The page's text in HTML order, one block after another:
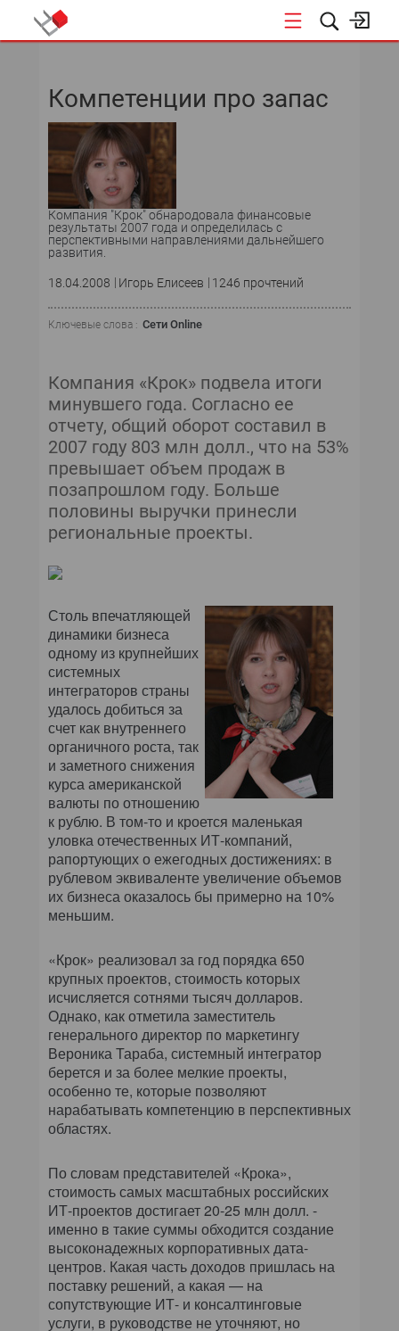
Компетенции про запас
Компания "Крок" обнародовала финансовые
результаты 2007 года и определилась с
перспективными направлениями дальнейшего
развития.
18.04.2008 Игорь Елисеев 1246 прочтений
Ключевые слова : Сети Online
Компания «Крок» подвела итоги
минувшего года. Согласно ее
отчету, общий оборот составил в
2007 году 803 млн долл., что на 53%
превышает объем продаж в
позапрошлом году. Больше
половины выручки принесли
региональные проекты.
Столь впечатляющей
динамики бизнеса
одному из крупнейших
системных
интеграторов страны
удалось добиться за
счет как внутреннего
органичного роста, так
и заметного снижения
курса американской
валюты по отношению
к рублю. В том-то и кроется маленькая
уловка отечественных ИТ-компаний,
рапортующих о ежегодных достижениях: в
рублевом эквиваленте увеличение объемов
их бизнеса оказалось бы примерно на 10%
меньшим.
«Крок» реализовал за год порядка 650
крупных проектов, стоимость которых
исчисляется сотнями тысяч долларов.
Однако, как отметила заместитель
генерального директор по маркетингу
Вероника Тараба, системный интегратор
берется и за более мелкие проекты,
особенно те, которые позволяют
нарабатывать компетенцию в перспективных
областях.
По словам представителей «Крока»,
стоимость самых масштабных российских
ИТ-проектов достигает 20-25 млн долл. -
именно в такие суммы обходится создание
высоконадежных корпоративных дата-
центров. Какая часть доходов пришлась на
поставку решений, а какая — на
сопутствующие ИТ- и консалтинговые
услуги, в руководстве не уточняют, но